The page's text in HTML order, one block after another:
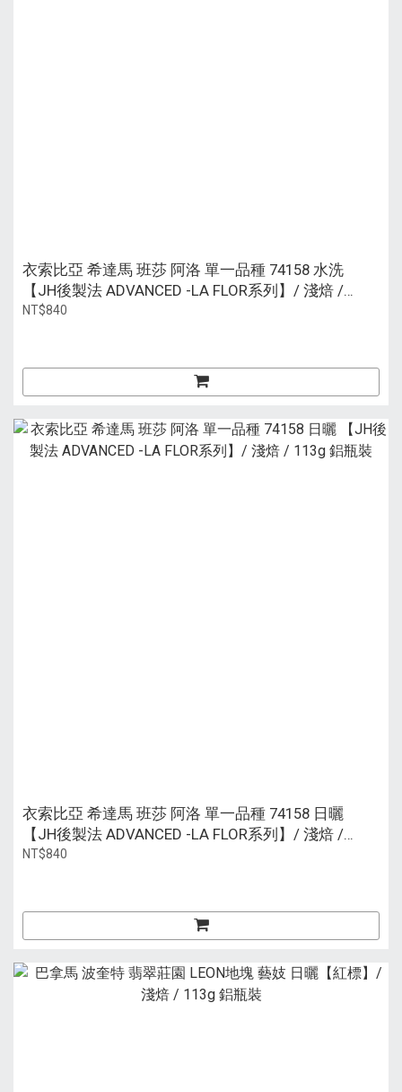
衣索比亞 希達馬 班莎 阿洛 單一品種 74158 水洗
【JH後製法 ADVANCED -LA FLOR系列】/ 淺焙 /
113g 鋁瓶裝
NT$840
衣索比亞 希達馬 班莎 阿洛 單一品種 74158 日曬
【JH後製法 ADVANCED -LA FLOR系列】/ 淺焙 /
113g 鋁瓶裝
NT$840